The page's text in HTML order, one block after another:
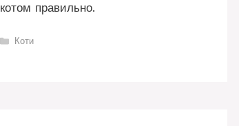
котом правильно.
Категорії
Коти